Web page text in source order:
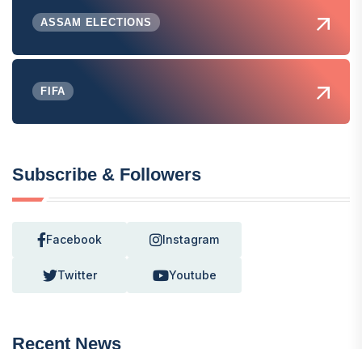
ASSAM ELECTIONS
FIFA
Subscribe & Followers
Facebook Instagram
Twitter Youtube
Recent News